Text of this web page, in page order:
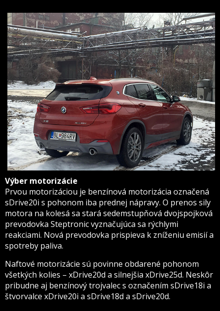
Výber motorizácie
Prvou motorizáciou je benzínová motorizácia označená
sDrive20i s pohonom iba prednej nápravy. O prenos sily
motora na kolesá sa stará sedemstupňová dvojspojková
prevodovka Steptronic vyznačujúca sa rýchlymi
reakciami. Nová prevodovka prispieva k zníženiu emisií a
spotreby paliva.
Naftové motorizácie sú povinne obdarené pohonom
všetkých kolies – xDrive20d a silnejšia xDrive25d. Neskôr
pribudne aj benzínový trojvalec s označením sDrive18i a
štvorvalce xDrive20i a sDrive18d a sDrive20d.